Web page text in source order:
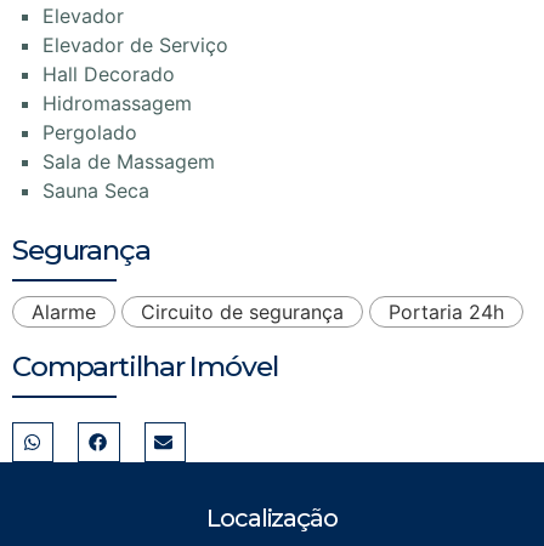
Elevador
Elevador de Serviço
Hall Decorado
Hidromassagem
Pergolado
Sala de Massagem
Sauna Seca
Segurança
Alarme Circuito de segurança Portaria 24h
Compartilhar Imóvel
Localização